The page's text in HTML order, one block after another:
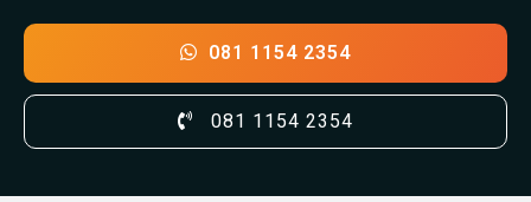
081 1154 2354
081 1154 2354